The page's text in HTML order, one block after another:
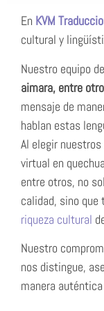
En KVM
cultural y
Nuestro equipo de
aimara, entre
mensaje de
hablan estas
Al elegir
virtual en
entre otros, no
calidad, sino que
riqueza cultural
Nuestro
nos distingue,
manera